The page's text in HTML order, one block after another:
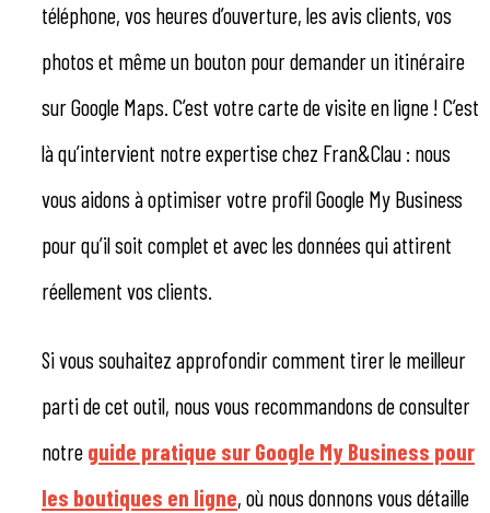
téléphone, vos heures d’ouverture, les avis clients, vos
photos et même un bouton pour demander un itinéraire
sur Google Maps. C’est votre carte de visite en ligne ! C’est
là qu’intervient notre expertise chez Fran&Clau : nous
vous aidons à optimiser votre profil Google My Business
pour qu’il soit complet et avec les données qui attirent
réellement vos clients.
Si vous souhaitez approfondir comment tirer le meilleur
parti de cet outil, nous vous recommandons de consulter
notre guide pratique sur Google My Business pour
les boutiques en ligne, où nous donnons vous détaille